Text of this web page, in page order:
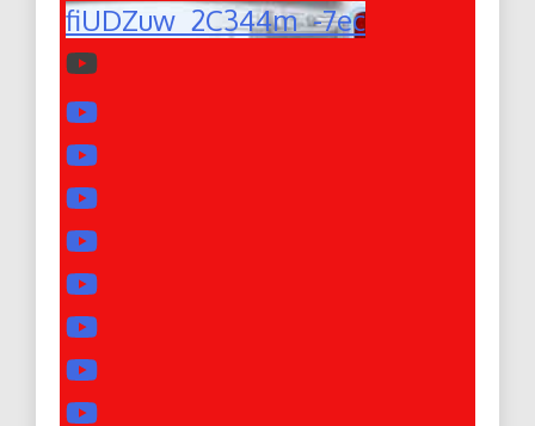
fiUDZuw_2C344m_-7ec